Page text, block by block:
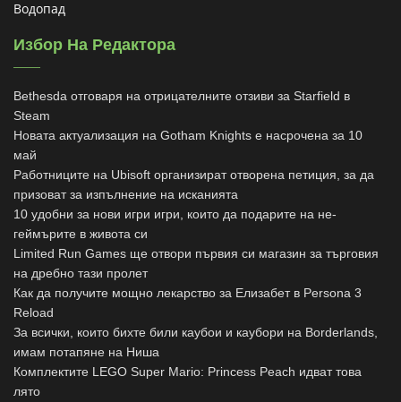
Водопад
Избор На Редактора
Bethesda отговаря на отрицателните отзиви за Starfield в
Steam
Новата актуализация на Gotham Knights е насрочена за 10
май
Работниците на Ubisoft организират отворена петиция, за да
призоват за изпълнение на исканията
10 удобни за нови игри игри, които да подарите на не-
геймърите в живота си
Limited Run Games ще отвори първия си магазин за търговия
на дребно тази пролет
Как да получите мощно лекарство за Елизабет в Persona 3
Reload
За всички, които бихте били каубои и каубори на Borderlands,
имам потапяне на Ниша
Комплектите LEGO Super Mario: Princess Peach идват това
лято